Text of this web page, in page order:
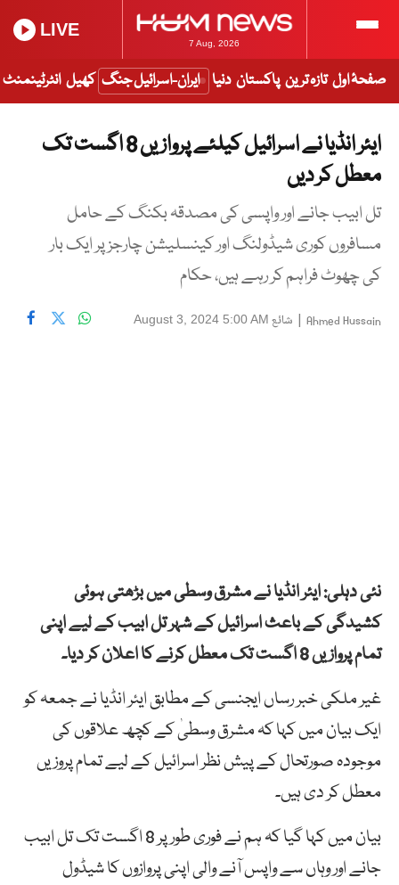
7 Aug, 2026
LIVE
صفحۂ اول تازہ ترین پاکستان دنیا ایران-اسرائیل جنگ کھیل انٹرٹینمنٹ
ایئر انڈیا نے اسرائیل کیلئے پروازیں 8 اگست تک
معطل کر دیں
تل ابیب جانے اور واپسی کی مصدقہ بکنگ کے حامل
مسافروں کوری شیڈولنگ اور کینسلیشن چارجز پر ایک بار
کی چھوٹ فراہم کر رہے ہیں، حکام
Ahmed Hussain
| شائع August 3, 2024 5:00 AM
نئی دہلی: ایئر انڈیا نے مشرق وسطی میں بڑھتی ہوئی
کشیدگی کے باعث اسرائیل کے شہر تل ابیب کے لیے اپنی
تمام پروازیں 8 اگست تک معطل کرنے کا اعلان کر دیا۔
غیر ملکی خبر رساں ایجنسی کے مطابق ایئر انڈیا نے جمعہ کو
ایک بیان میں کہا کہ مشرق وسطیٰ کے کچھ علاقوں کی
موجودہ صورتحال کے پیش نظر اسرائیل کے لیے تمام پروزیں
معطل کر دی ہیں۔
بیان میں کہا گیا کہ ہم نے فوری طور پر 8 اگست تک تل ابیب
جانے اور وہاں سے واپس آنے والی اپنی پروازوں کا شیڈول